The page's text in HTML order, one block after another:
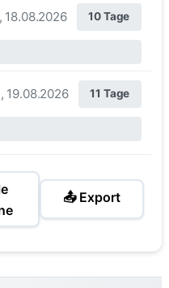
18.08.2026 10 Tage
19.08.2026 11 Tage
📤 Export